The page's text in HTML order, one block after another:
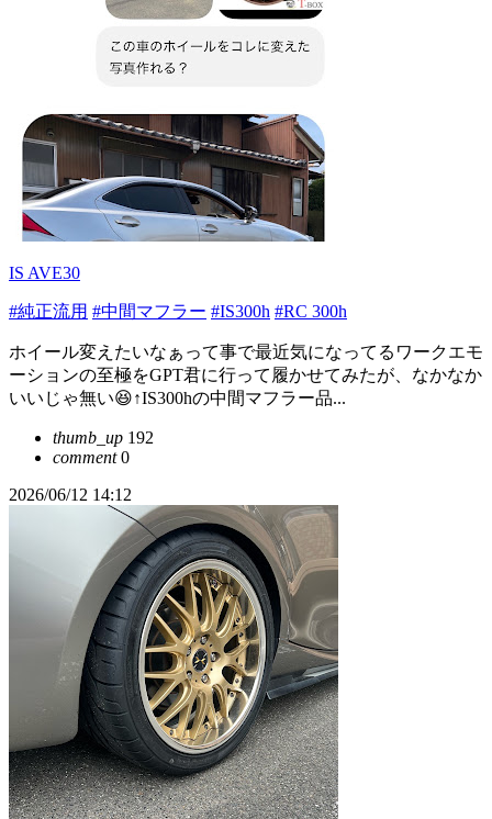
IS AVE30
#純正流用 #中間マフラー #IS300h #RC 300h
ホイール変えたいなぁって事で最近気になってるワークエモ
ーションの至極をGPT君に行って履かせてみたが、なかなか
いいじゃ無い😆↑IS300hの中間マフラー品...
thumb_up 192
comment0
2026/06/12 14:12